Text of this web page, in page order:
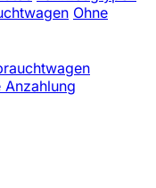
Ohne
Anzahlung